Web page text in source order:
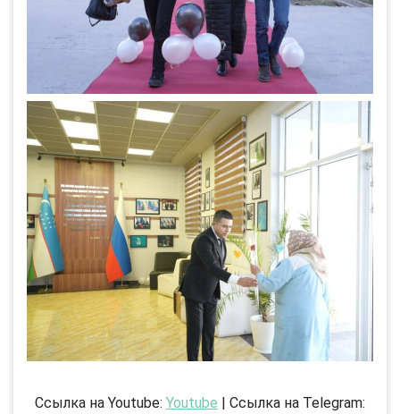
Ссылка на Youtube: Youtube | Ссылка на Telegram: